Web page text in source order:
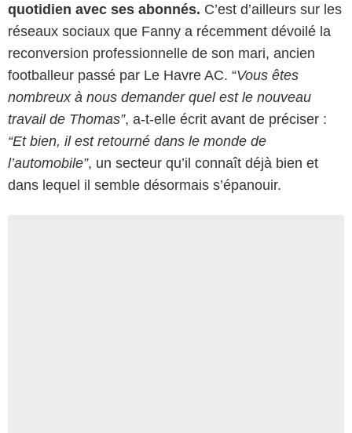
quotidien avec ses abonnés. C’est d’ailleurs sur les
réseaux sociaux que Fanny a récemment dévoilé la
reconversion professionnelle de son mari, ancien
footballeur passé par Le Havre AC. “Vous êtes
nombreux à nous demander quel est le nouveau
travail de Thomas”, a-t-elle écrit avant de préciser :
“Et bien, il est retourné dans le monde de
l’automobile”, un secteur qu’il connaît déjà bien et
dans lequel il semble désormais s’épanouir.